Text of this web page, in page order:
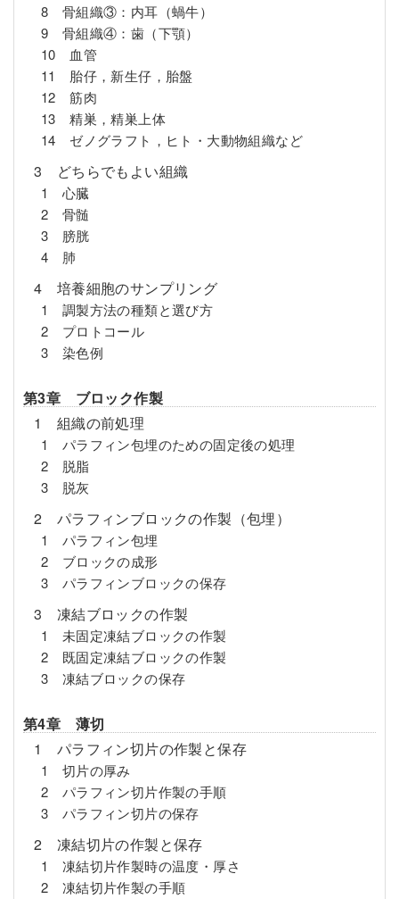
8 骨組織③：内耳（蝸牛）
9 骨組織④：歯（下顎）
10 血管
11 胎仔，新生仔，胎盤
12 筋肉
13 精巣，精巣上体
14 ゼノグラフト，ヒト・大動物組織など
3 どちらでもよい組織
1 心臓
2 骨髄
3 膀胱
4 肺
4 培養細胞のサンプリング
1 調製方法の種類と選び方
2 プロトコール
3 染色例
第3章 ブロック作製
1 組織の前処理
1 パラフィン包埋のための固定後の処理
2 脱脂
3 脱灰
2 パラフィンブロックの作製（包埋）
1 パラフィン包埋
2 ブロックの成形
3 パラフィンブロックの保存
3 凍結ブロックの作製
1 未固定凍結ブロックの作製
2 既固定凍結ブロックの作製
3 凍結ブロックの保存
第4章 薄切
1 パラフィン切片の作製と保存
1 切片の厚み
2 パラフィン切片作製の手順
3 パラフィン切片の保存
2 凍結切片の作製と保存
1 凍結切片作製時の温度・厚さ
2 凍結切片作製の手順